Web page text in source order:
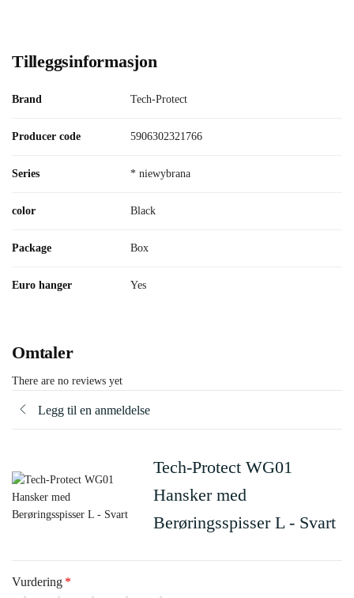
Tilleggsinformasjon
Brand Tech-Protect
Producer code 5906302321766
Series * niewybrana
color Black
Package Box
Euro hanger Yes
Omtaler
There are no reviews yet
Legg til en anmeldelse
Tech-Protect WG01
Hansker med
Berøringsspisser L - Svart
Vurdering *